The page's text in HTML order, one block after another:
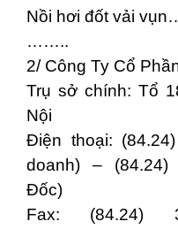
Nồi hơi đốt vải
……..
2/ Công Ty Cổ
Trụ sở chính: Tổ
Nội
Điện thoại:
doanh) – (84.24)
Đốc)
Fax: (84.24)